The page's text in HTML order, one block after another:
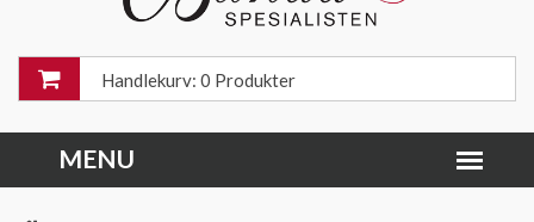
Handlekurv: 0 Produkter